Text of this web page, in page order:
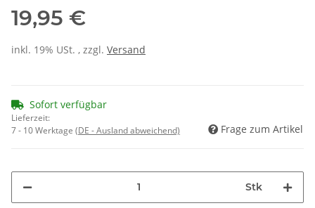
19,95 €
inkl. 19% USt. , zzgl. Versand
Sofort verfügbar
Lieferzeit:
7 - 10 Werktage (DE - Ausland abweichend) Frage zum Artikel
Stk